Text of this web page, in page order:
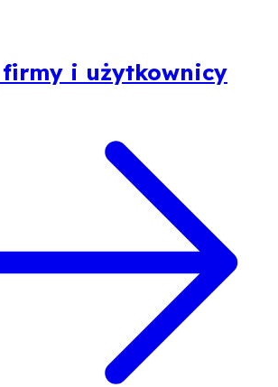
firmy i użytkownicy